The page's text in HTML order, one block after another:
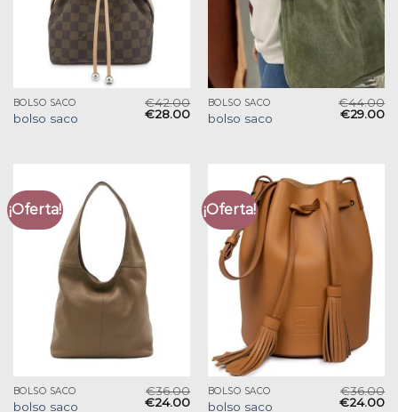
BOLSO SACO
bolso saco
€42.00
€28.00
BOLSO SACO
bolso saco
€44.00
€29.00
¡Oferta!
BOLSO SACO
bolso saco
€36.00
€24.00
¡Oferta!
BOLSO SACO
bolso saco
€36.00
€24.00